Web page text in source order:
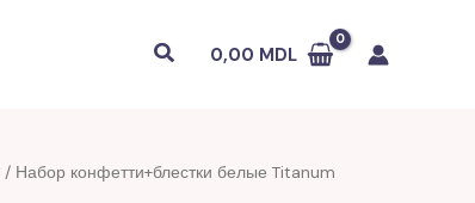
Поиск0,00 MDL
/ Набор конфетти+блестки белые Titanum